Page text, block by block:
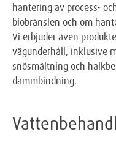
hantering av process-
biobränslen och om
Vi erbjuder även
vägunderhåll, inklusive
snösmältning och
dammbindning.